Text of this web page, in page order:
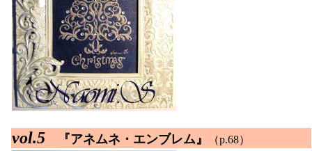
vol.5 『アネムネ・エンブレム』 （p.68）